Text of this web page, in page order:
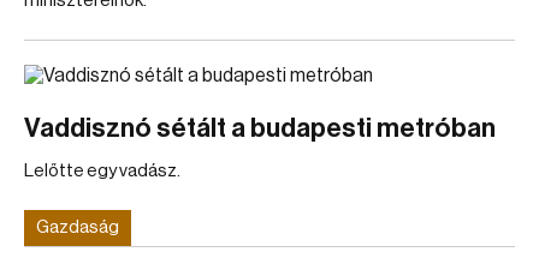
Vaddisznó sétált a budapesti metróban
Lelőtte egy vadász.
Gazdaság